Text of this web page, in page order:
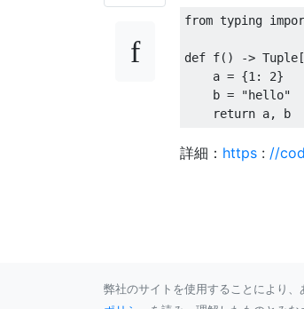
from typing
def f() -> Tuple[
    a
= {1 : 2}
    b
=
"hello"
return a, b
詳細： https : //
弊社のサイトを使用することにより、